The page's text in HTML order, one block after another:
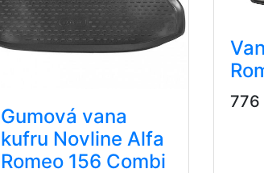
Gumová vana
kufru Novline Alfa
Romeo 156 Combi
776